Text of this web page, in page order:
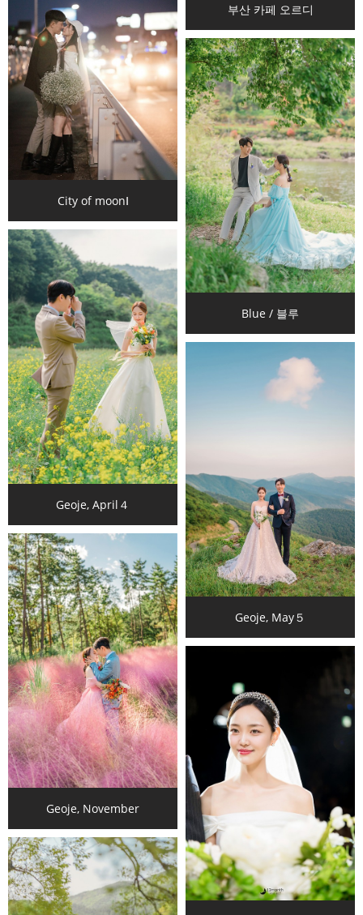
부산 카페 오르디
City of moonⅠ
Blue / 블루
Geoje, April４
Geoje, May５
Geoje, November